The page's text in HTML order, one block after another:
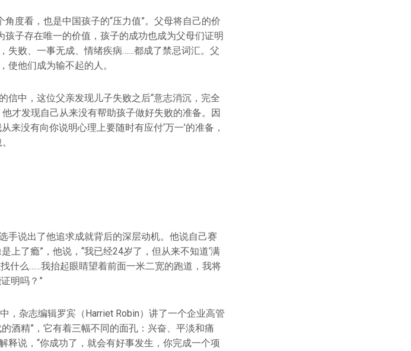
度看，也是中国孩子的“压力值”。父母将自己的价
孩子存在唯一的价值，孩子的成功也成为父母们证明
失败、一事无成、情绪疾病……都成了禁忌词汇。父
使他们成为输不起的人。
信中，这位父亲发现儿子失败之后“意志消沉，完全
才发现自己从来没有帮助孩子做好失败的准备。因
来没有向你说明心理上要随时有应付‘万一’的准备，
手说出了他追求成就背后的深层动机。他说自己赛
上了瘾”，他说，“我已经24岁了，但从来不知道‘满
什么……我抬起眼睛望着前面一米二宽的跑道，我将
明吗？”
，杂志编辑罗宾（Harriet Robin）讲了一个企业高管
酒精”，它有着三幅不同的面孔：兴奋、平淡和痛
释说，“你成功了，就会有好事发生，你完成一个项